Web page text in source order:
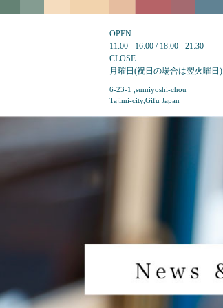
OPEN.
11:00 - 16:00 / 18:00 - 21:30
CLOSE.
月曜日(祝日の場合は翌火曜日)
6-23-1 ,sumiyoshi-chou
Tajimi-city,Gifu Japan